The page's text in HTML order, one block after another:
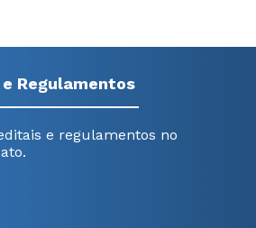
Regulamentos
e regulamentos no